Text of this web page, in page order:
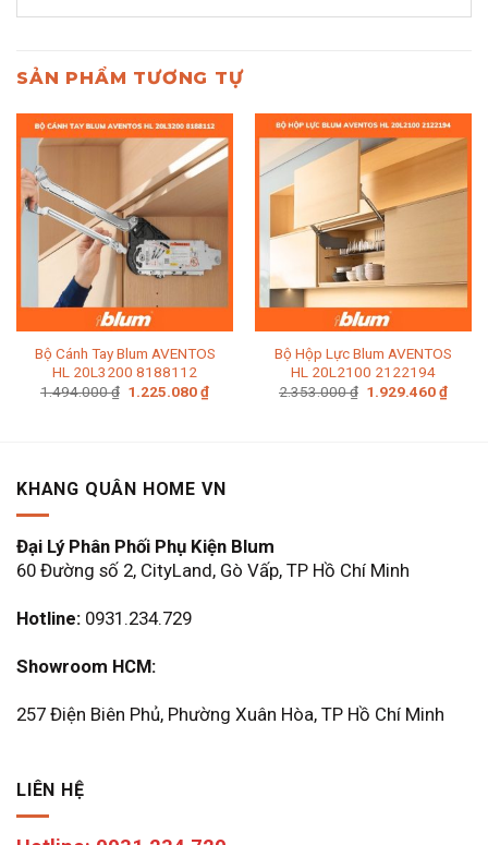
SẢN PHẨM TƯƠNG TỰ
Bộ Cánh Tay Blum AVENTOS
HL 20L3200 8188112
1.494.000₫ Giá
1.225.080₫Giá
Bộ Hộp Lực Blum AVENTOS
HL 20L2100 2122194
2.353.000₫ Giá
1.929.460₫Giá
KHANG QUÂN HOME VN
Đại Lý Phân Phối Phụ Kiện Blum
60 Đường số 2, CityLand, Gò Vấp, TP Hồ Chí Minh
Hotline: 0931.234.729
Showroom HCM:
257 Điện Biên Phủ, Phường Xuân Hòa, TP Hồ Chí Minh
LIÊN HỆ